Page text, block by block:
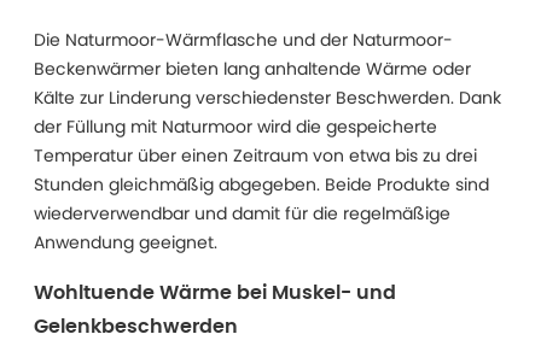
Die Naturmoor-Wärmflasche und der Naturmoor-
Beckenwärmer bieten lang anhaltende Wärme oder
Kälte zur Linderung verschiedenster Beschwerden. Dank
der Füllung mit Naturmoor wird die gespeicherte
Temperatur über einen Zeitraum von etwa bis zu drei
Stunden gleichmäßig abgegeben. Beide Produkte sind
wiederverwendbar und damit für die regelmäßige
Anwendung geeignet.
Wohltuende Wärme bei Muskel- und
Gelenkbeschwerden